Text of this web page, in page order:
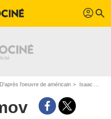
profil search
D'après l'oeuvre de américain Isaac Asimov